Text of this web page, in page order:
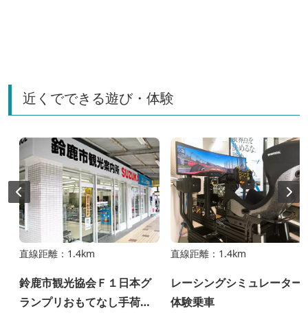
近くでできる遊び・体験
直線距離：1.4km
鈴鹿市観光協会Ｆ１日本グ
ランプリおもてなし手荷物
直線距離：1.4km
レーシングシミュレーター
体験乗車